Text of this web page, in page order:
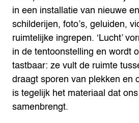
in een installatie van nieuwe
schilderijen, foto’s, geluiden,
ruimtelijke ingrepen. ‘Lucht’
in de tentoonstelling en wordt
tastbaar: ze vult de ruimte
draagt sporen van plekken en
is tegelijk het materiaal dat
samenbrengt.